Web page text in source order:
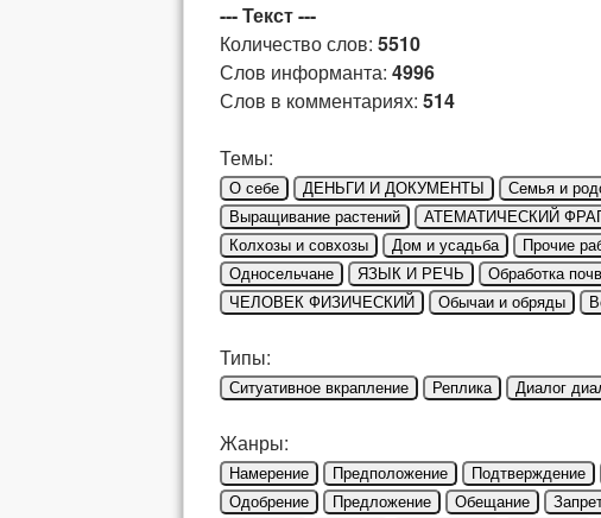
--- Текст ---
Количество слов:5510
Слов информанта:4996
Слов в комментариях:514
Темы:
О себе ДЕНЬГИ И ДОКУМЕНТЫ Семья и
Выращивание растений
АТЕМАТИЧЕСКИЙ
Колхозы и совхозы
Дом и усадьба Прочие
Односельчане
ЯЗЫК И РЕЧЬ Обработка
ЧЕЛОВЕК ФИЗИЧЕСКИЙ
Обычаи и обряды
Типы:
Ситуативное вкрапление Реплика Диалог
Жанры:
Намерение Предположение Подтверждение
Одобрение
Предложение Обещание